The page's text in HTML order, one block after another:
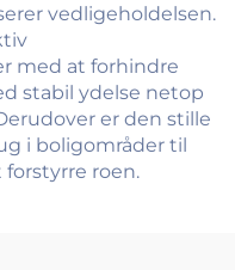
vedligeholdelsen.
med at forhindre
stabil ydelse netop
er den stille
i boligområder til
roen.